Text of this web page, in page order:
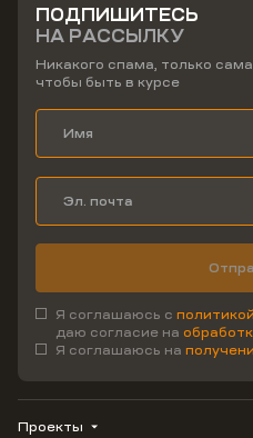
ПОДПИШИТЕСЬ
НА РАССЫЛКУ
Никакого спама, только
чтобы быть в курсе
Я соглашаюсь с
даю согласие на
Я соглашаюсь на
Проекты